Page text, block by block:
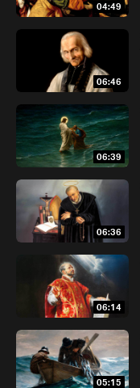
04:49
06:46
06:39
06:36
06:14
05:15